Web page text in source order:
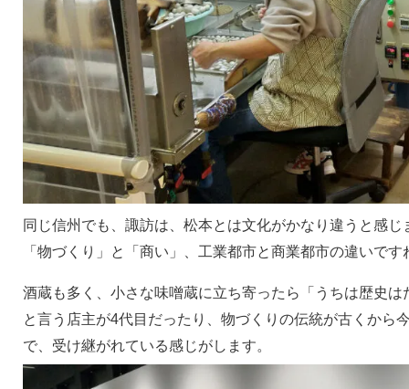
同じ信州でも、諏訪は、松本とは文化がかなり違うと感
「物づくり」と「商い」、工業都市と商業都市の違いです
酒蔵も多く、小さな味噌蔵に立ち寄ったら「うちは歴史は
と言う店主が4代目だったり、物づくりの伝統が古くから
で、受け継がれている感じがします。